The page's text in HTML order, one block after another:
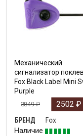
Механический
сигнализатор
Fox Black Label Mini
Purple
3849₽ 2502 ₽
БРЕНД
Fox
Наличие